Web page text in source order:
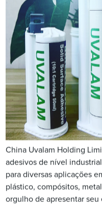
China Uvalam Holding
adesivos de nível
para diversas aplicações
plástico, compósitos,
orgulho de apresentar